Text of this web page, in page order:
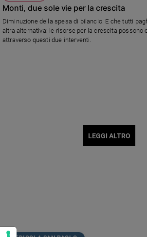
Monti, due sole vie per la crescita
Diminuzione della spesa di bilancio. E che tutti
altra alternativa: le risorse per la crescita possono
attraverso questi due interventi.
LEGGI ALTRO